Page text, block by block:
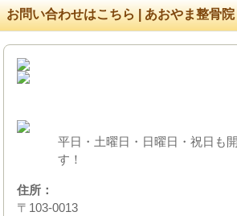
お問い合わせはこちら | あおやま整骨
平日・土曜日・日曜日・祝日も
す！
住所：
〒103-0013